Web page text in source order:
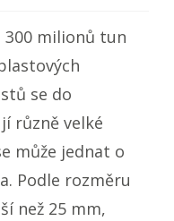
300 milionů tun
se do
různě velké
může jednat o
Podle rozměru
než 25 mm,